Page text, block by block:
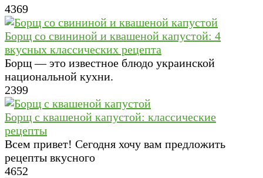
4369
Борщ со свининой и квашеной капустой: 4
вкусных классических рецепта
Борщ — это известное блюдо украинской
национальной кухни.
2399
Борщ с квашеной капустой: классические
рецепты
Всем привет! Сегодня хочу вам предложить
рецепты вкусного
4652